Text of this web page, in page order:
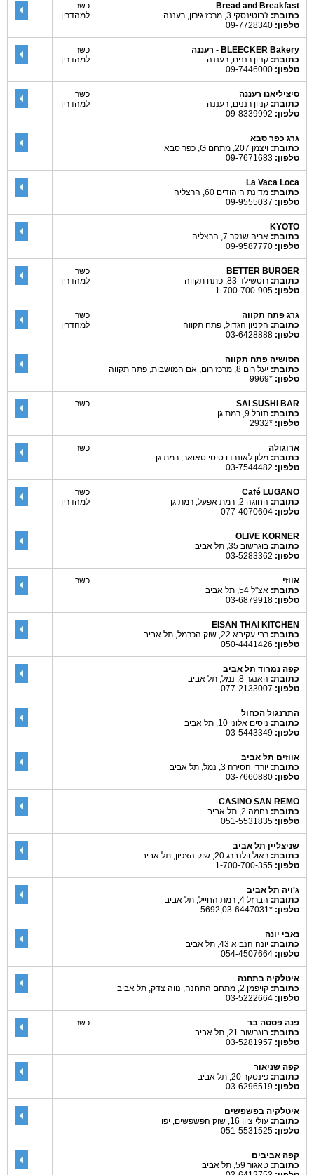
Bread and Breakfast
כתובת: ז'בוטינסקי 3, מרכז גירון, רעננה
טלפון:
כשר
למהדרין
BLEECKER Bakery - רעננה
כתובת: קניון רננים, רעננה
טלפון:
כשר
למהדרין
סיציליאנו רעננה
כתובת: קניון רננים, רעננה
טלפון:
כשר
למהדרין
גרג כפר סבא
כתובת: ויצמן 207, מתחם G, כפר סבא
טלפון:
La Vaca Loca
כתובת: מדינת היהודים 60, הרצליה
טלפון:
KYOTO
כתובת: אריה שנקר 7, הרצליה
טלפון:
BETTER BURGER
כתובת: רוטשילד 83, פתח תקווה
טלפון:
כשר
למהדרין
גרג פתח תקווה
כתובת: הקניון הגדול, פתח תקווה
טלפון:
כשר
למהדרין
הסושיה פתח תקווה
כתובת: יעל רום 8, מרכז רום, אם המושבות, פתח תקווה
טלפון: *9969
SAI SUSHI BAR
כתובת: תובל 9, רמת גן
טלפון: *2932
כשר
ארוגולה
כתובת: מלון לאונרדו סיטי טאואר, רמת גן
טלפון:
כשר
Café LUGANO
כתובת: החוגה 2, רמת אפעל, רמת גן
טלפון:
כשר
למהדרין
OLIVE KORNER
כתובת: בוגרשוב 35, תל אביב
טלפון:
אווזי
כתובת: אצ"ל 54, תל אביב
טלפון:
כשר
EISAN THAI KITCHEN
כתובת: רבי עקיבא 22, שוק הכרמל, תל אביב
טלפון:
קפה נמרוד תל אביב
כתובת: האנגר 8, נמל, תל אביב
טלפון:
התרנגול הכחול
כתובת: ניסים אלוני 10, תל אביב
טלפון:
אווזים תל אביב
כתובת: יורדי הסירה 3, נמל, תל אביב
טלפון:
CASINO SAN REMO
כתובת: נחמה 2, תל אביב
טלפון:
שניצליין תל אביב
כתובת: ראול וולנברג 20, שוק הצפון, תל אביב
טלפון:
ג'ויה תל אביב
כתובת: הברזל 4, רמת החייל, תל אביב
טלפון: *5692,03-6447031
נאבי יונה
כתובת: יונה הנביא 43, תל אביב
טלפון:
איטלקיה בתחנה
כתובת: קויפמן 2, מתחם התחנה, נווה צדק, תל אביב
טלפון:
פנה פסטה בר
כתובת: בוגרשוב 21, תל אביב
טלפון:
כשר
קפה שניאור
כתובת: פינסקר 20, תל אביב
טלפון:
איטלקיה בפשפשים
כתובת: עולי ציון 16, שוק הפשפשים, יפו
טלפון:
קפה אביבים
כתובת: טאגור 59, תל אביב